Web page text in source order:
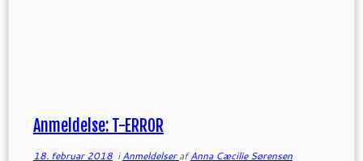
Anmeldelse: T-ERROR
18. februar 2018iAnmeldelserafAnna Cæcilie Sørensen